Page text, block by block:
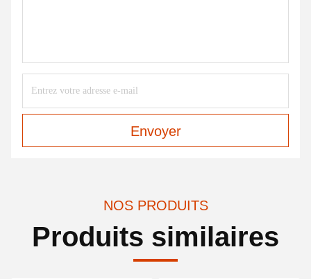
Envoyer
NOS PRODUITS
Produits similaires